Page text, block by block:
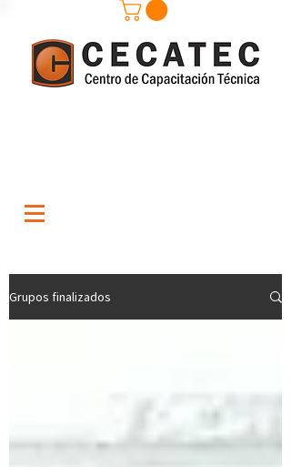
Grupos finalizados